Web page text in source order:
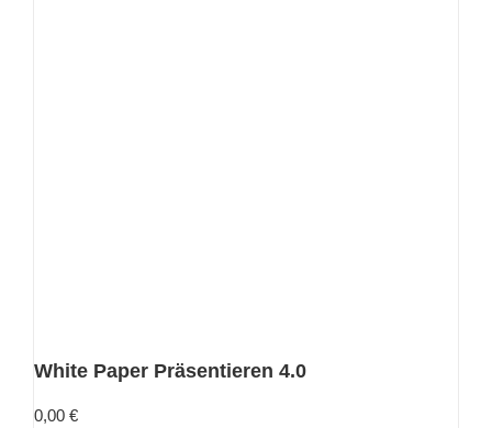
White Paper Präsentieren 4.0
0,00 €